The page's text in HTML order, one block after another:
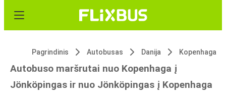
Pagrindinis Autobusas Danija Kopenhaga
Autobuso maršrutai nuo Kopenhaga į
Jönköpingas ir nuo Jönköpingas į Kopenhaga